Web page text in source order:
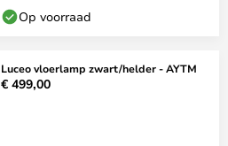
Op voorraad
Luceo vloerlamp zwart/helder - AYTM
€ 499,00